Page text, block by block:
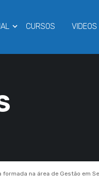
CURSOS VIDEOS
formada na área de Gestão em